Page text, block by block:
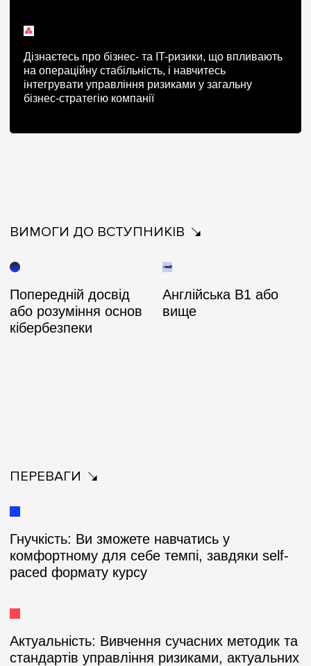
Дізнаєтесь про бізнес- та IT-ризики, що впливають
на операційну стабільність, і навчитесь
інтегрувати управління ризиками у загальну
бізнес-стратегію компанії
ВИМОГИ ДО ВСТУПНИКІВ
Попередній досвід
або розуміння основ
кібербезпеки
Англійська B1 або
вище
ПЕРЕВАГИ
Гнучкість: Ви зможете навчатись у
комфортному для себе темпі, завдяки self-
paced формату курсу
Актуальність: Вивчення сучасних методик та
стандартів управління ризиками, актуальних